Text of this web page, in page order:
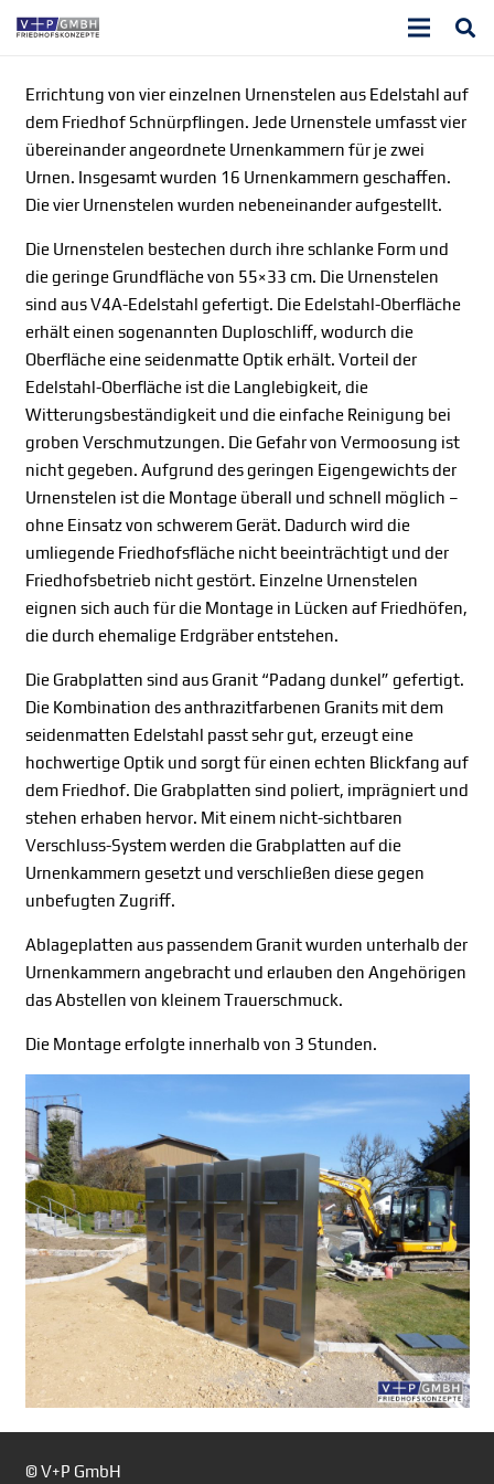
Errichtung von vier einzelnen Urnenstelen aus Edelstahl auf
dem Friedhof Schnürpflingen. Jede Urnenstele umfasst vier
übereinander angeordnete Urnenkammern für je zwei
Urnen. Insgesamt wurden 16 Urnenkammern geschaffen.
Die vier Urnenstelen wurden nebeneinander aufgestellt.
Die Urnenstelen bestechen durch ihre schlanke Form und
die geringe Grundfläche von 55×33 cm. Die Urnenstelen
sind aus V4A-Edelstahl gefertigt. Die Edelstahl-Oberfläche
erhält einen sogenannten Duploschliff, wodurch die
Oberfläche eine seidenmatte Optik erhält. Vorteil der
Edelstahl-Oberfläche ist die Langlebigkeit, die
Witterungsbeständigkeit und die einfache Reinigung bei
groben Verschmutzungen. Die Gefahr von Vermoosung ist
nicht gegeben. Aufgrund des geringen Eigengewichts der
Urnenstelen ist die Montage überall und schnell möglich –
ohne Einsatz von schwerem Gerät. Dadurch wird die
umliegende Friedhofsfläche nicht beeinträchtigt und der
Friedhofsbetrieb nicht gestört. Einzelne Urnenstelen
eignen sich auch für die Montage in Lücken auf Friedhöfen,
die durch ehemalige Erdgräber entstehen.
Die Grabplatten sind aus Granit “Padang dunkel” gefertigt.
Die Kombination des anthrazitfarbenen Granits mit dem
seidenmatten Edelstahl passt sehr gut, erzeugt eine
hochwertige Optik und sorgt für einen echten Blickfang auf
dem Friedhof. Die Grabplatten sind poliert, imprägniert und
stehen erhaben hervor. Mit einem nicht-sichtbaren
Verschluss-System werden die Grabplatten auf die
Urnenkammern gesetzt und verschließen diese gegen
unbefugten Zugriff.
Ablageplatten aus passendem Granit wurden unterhalb der
Urnenkammern angebracht und erlauben den Angehörigen
das Abstellen von kleinem Trauerschmuck.
Die Montage erfolgte innerhalb von 3 Stunden.
© V+P GmbH